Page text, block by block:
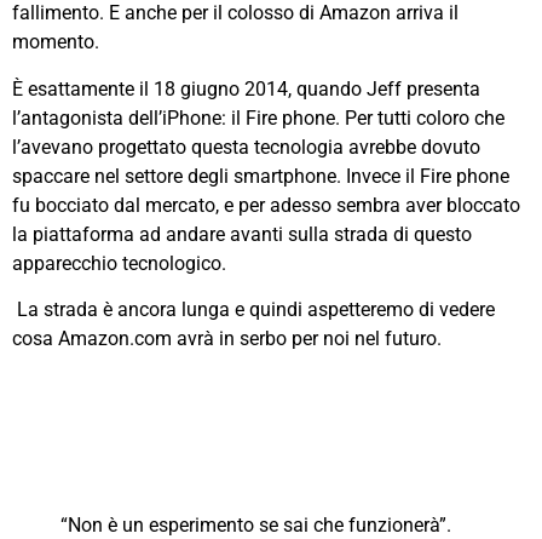
fallimento. E anche per il colosso di Amazon arriva il
momento.
È esattamente il 18 giugno 2014, quando Jeff presenta
l’antagonista dell’iPhone: il Fire phone. Per tutti coloro che
l’avevano progettato questa tecnologia avrebbe dovuto
spaccare nel settore degli smartphone. Invece il Fire phone
fu bocciato dal mercato, e per adesso sembra aver bloccato
la piattaforma ad andare avanti sulla strada di questo
apparecchio tecnologico.
La strada è ancora lunga e quindi aspetteremo di vedere
cosa Amazon.com avrà in serbo per noi nel futuro.
“Non è un esperimento se sai che funzionerà”.